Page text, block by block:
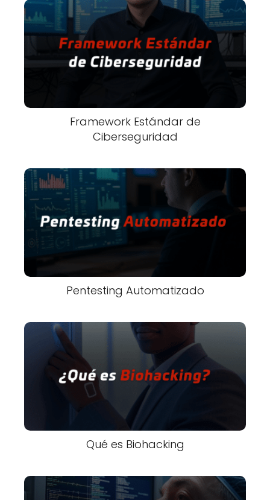
Framework Estándar de
Ciberseguridad
Pentesting Automatizado
Qué es Biohacking